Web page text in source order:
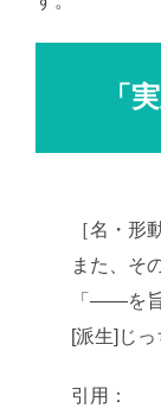
「
［名・形
また、そ
「――を
[派生]じっ
引用：